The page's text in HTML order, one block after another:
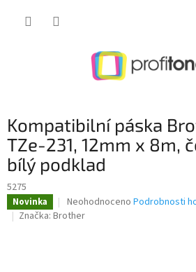
Kompatibilní páska
TZe-231, 12mm x 8m,
bílý podklad
5275
Novinka
Průměrné
hodnocení
Neohodnoceno Podrobnosti
Značka: Brother